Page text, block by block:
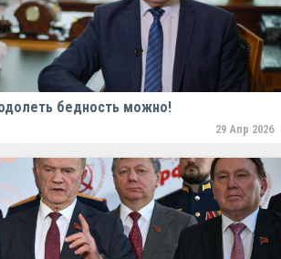
бедность можно!
29 Апр 2026